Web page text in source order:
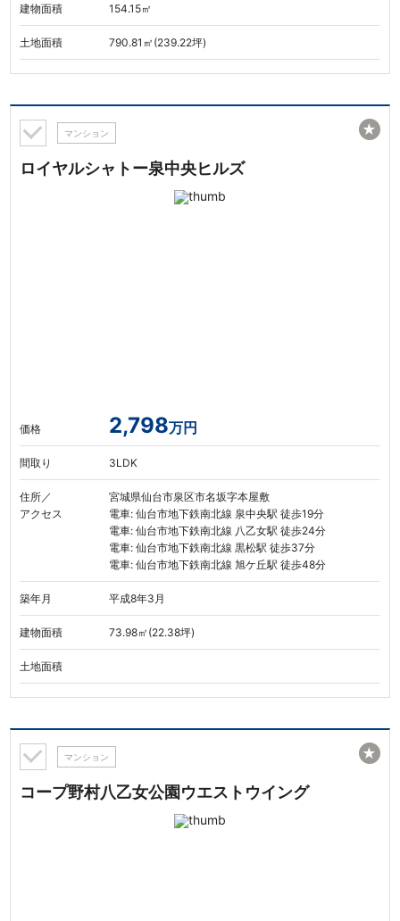
建物面積 154.15㎡
土地面積 790.81㎡(239.22坪)
マンション
ロイヤルシャトー泉中央ヒルズ
価格 2,798万円
間取り 3LDK
住所／
アクセス
宮城県仙台市泉区市名坂字本屋敷
電車: 仙台市地下鉄南北線 泉中央駅 徒歩19分
電車: 仙台市地下鉄南北線 八乙女駅 徒歩24分
電車: 仙台市地下鉄南北線 黒松駅 徒歩37分
電車: 仙台市地下鉄南北線 旭ケ丘駅 徒歩48分
築年月 平成8年3月
建物面積 73.98㎡(22.38坪)
土地面積
★
マンション
コープ野村八乙女公園ウエストウイング
★